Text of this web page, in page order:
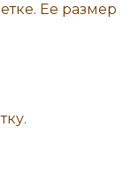
Ее размер